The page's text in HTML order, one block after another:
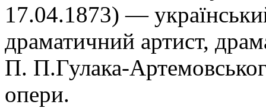
17.04.1873) —
драматичний артист,
П. П.Гулака-
опери.